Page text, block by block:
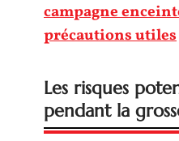
campagne
précautions utiles
Les risques
pendant la